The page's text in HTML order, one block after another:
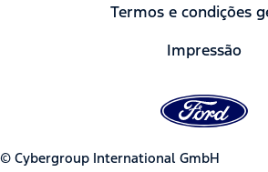
Termos e condições
Impressão
© Cybergroup International GmbH